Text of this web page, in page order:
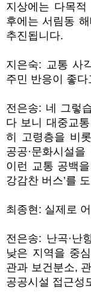
지상에는 다목
후에는 서림동
추진됩니다.
지은숙: 교통 사
주민 반응이 좋다
전은송: 네 그렇
다 보니 대중교
히 고령층을 비
공공·문화시설
이런 교통 공백
강감찬 버스’를
최종현: 실제로
전은송: 난곡· 난
낮은 지역을 중
관과 보건분소,
공공시설 접근성